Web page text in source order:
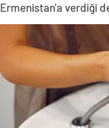
Ermenistan'a verdiği